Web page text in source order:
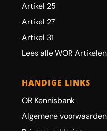
Artikel 25
Artikel 27
Artikel 31
Lees alle WOR Artikelen
HANDIGE LINKS
OR Kennisbank
Algemene voorwaarden